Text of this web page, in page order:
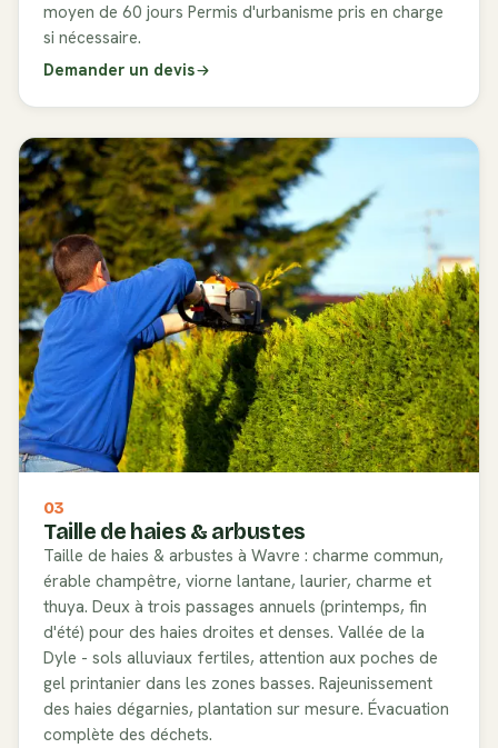
moyen de 60 jours Permis d'urbanisme pris en charge
si nécessaire.
Demander un devis
03
Taille de haies & arbustes
Taille de haies & arbustes à Wavre : charme commun,
érable champêtre, viorne lantane, laurier, charme et
thuya. Deux à trois passages annuels (printemps, fin
d'été) pour des haies droites et denses. Vallée de la
Dyle - sols alluviaux fertiles, attention aux poches de
gel printanier dans les zones basses. Rajeunissement
des haies dégarnies, plantation sur mesure. Évacuation
complète des déchets.